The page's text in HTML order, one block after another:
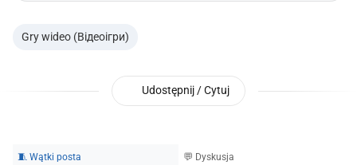
Gry wideo (Відеоігри)
Udostępnij / Cytuj
🧵 Wątki posta 💬 Dyskusja